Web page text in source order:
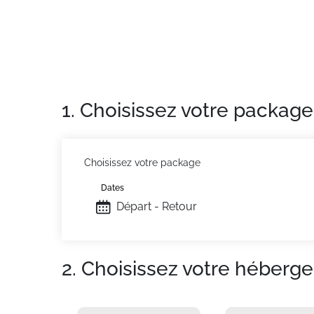
Confortable
1. Choisissez votre package
Choisissez votre package
Départ - Retour
Dates
2. Choisissez votre